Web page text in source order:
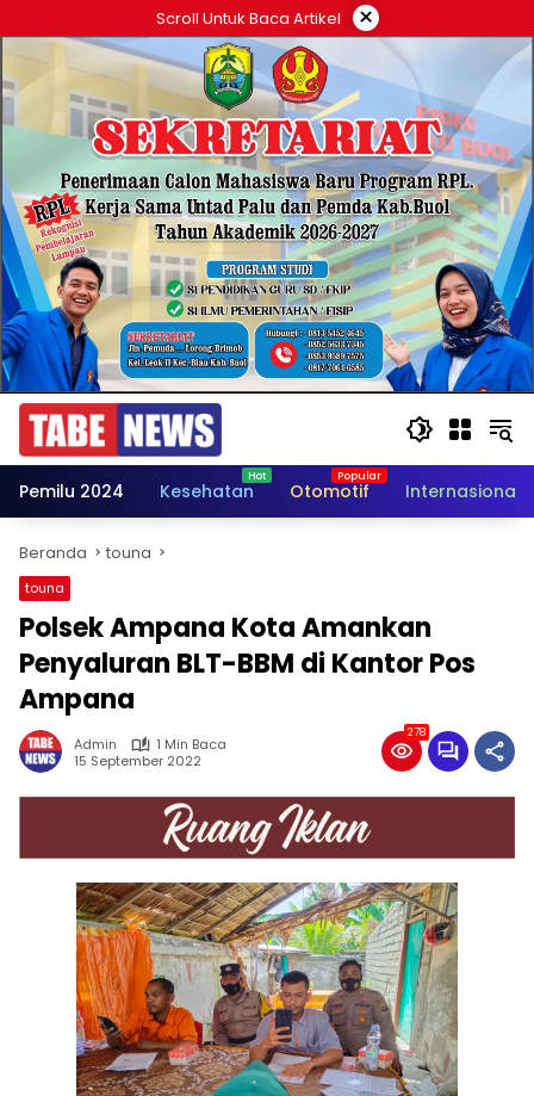
ke
konten
Scroll Untuk Baca Artikel ×
Pemilu 2024 Kesehatan Otomotif Internasional
Beranda touna
touna
Polsek Ampana Kota Amankan
Penyaluran BLT-BBM di Kantor Pos
Ampana
Admin
1 Min Baca
15 September 2022
278